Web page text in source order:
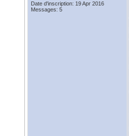
Date d'inscription: 19 Apr 2016
Messages: 5